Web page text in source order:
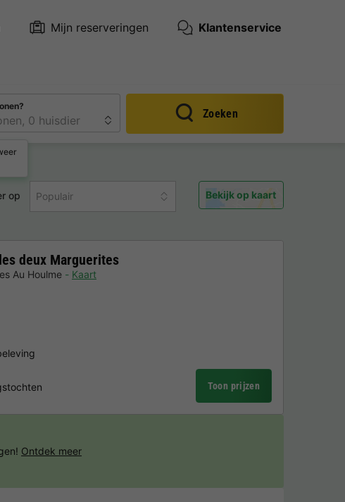
Mijn reserveringen Klantenservice
Zoeken
op Populair Bekijk op kaart
deux Marguerites
Au Houlme Kaart
Toon prijzen
Ontdek meer